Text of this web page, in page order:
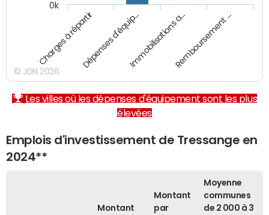
Charges à répartirDépenses d'équip…Immobilisations a…Remboursement …
0k
© JDN 2026
Les villes où les dépenses d'équipement sont les plus
élevées
Emplois d'investissement de Tressange en
2024**
Montant
Montant
par
Moyenne
communes
de 2 000 à 3